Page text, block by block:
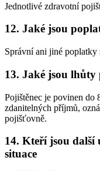
Jednotlivé zdravotní
12. Jaké jsou
Správní ani jiné poplatky
13. Jaké jsou
Pojištěnec je povinen do
zdanitelných příjmů,
pojišťovně.
14. Kteří jsou další
situace